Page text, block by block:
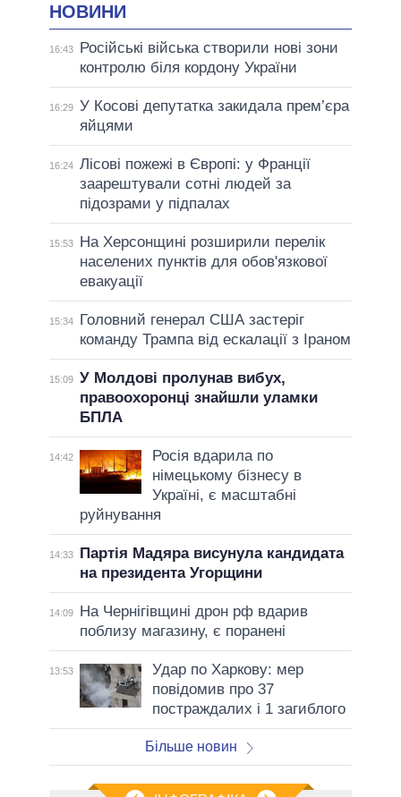
НОВИНИ
16:43
Російські війська створили нові зони
контролю біля кордону України
16:29 У Косові депутатка закидала прем’єра
яйцями
16:24 Лісові пожежі в Європі: у Франції
заарештували сотні людей за
підозрами у підпалах
15:53
На Херсонщині розширили перелік
населених пунктів для обов'язкової
евакуації
15:34
Головний генерал США застеріг
команду Трампа від ескалації з Іраном
15:09 У Молдові пролунав вибух,
правоохоронці знайшли уламки
БПЛА
14:42
Росія вдарила по
німецькому бізнесу в
Україні, є масштабні
руйнування
14:33
Партія Мадяра висунула кандидата
на президента Угорщини
14:09
На Чернігівщині дрон рф вдарив
поблизу магазину, є поранені
13:53
Удар по Харкову: мер
повідомив про 37
постраждалих і 1 загиблого
Більше новин